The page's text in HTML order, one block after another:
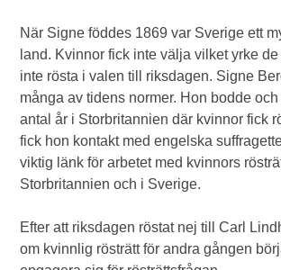
När Signe föddes 1869 var Sverige ett
land. Kvinnor fick inte välja vilket yrke
inte rösta i valen till riksdagen. Signe
många av tidens normer. Hon bodde
antal år i Storbritannien där kvinnor fick
fick hon kontakt med engelska
viktig länk för arbetet med kvinnors
Storbritannien och i Sverige.
Efter att riksdagen röstat nej till Carl
om kvinnlig rösträtt för andra gången